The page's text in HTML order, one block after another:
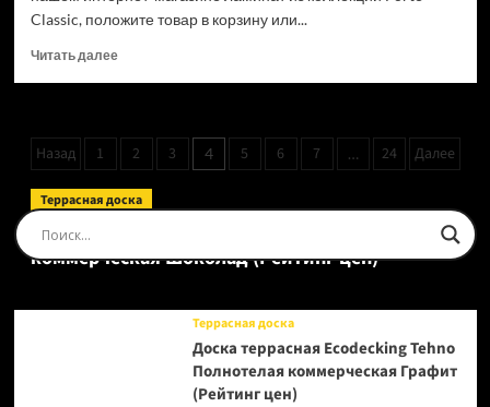
Classic, положите товар в корзину или...
Читать далееПрочитать
Kronospan
Forte
Альпийский
Пагинация
записей
Назад 1 2 3 4 5 6 7 … 24 Далее
Террасная доска
Доска террасная Ecodecking Tehno Полнотелая
коммерческая Шоколад (Рейтинг цен)
Террасная доска
Доска террасная Ecodecking Tehno
Полнотелая коммерческая Графит
(Рейтинг цен)